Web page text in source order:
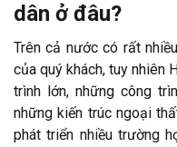
dân ở đâu?
Trên cả nước có rất
của quý khách, tuy nhiên
trình lớn, những công
những kiến trúc ngoại
phát triển nhiều trường